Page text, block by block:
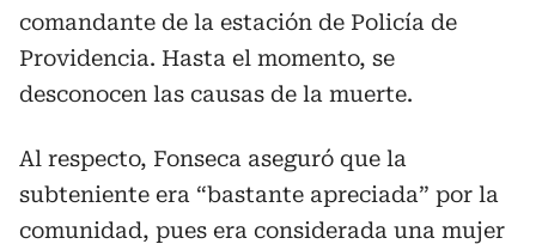
comandante de la estación de Policía de
Providencia. Hasta el momento, se
desconocen las causas de la muerte.
Al respecto, Fonseca aseguró que la
subteniente era “bastante apreciada” por la
comunidad, pues era considerada una mujer